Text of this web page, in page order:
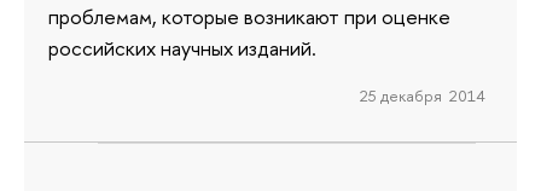
проблемам, которые возникают при оценке
российских научных изданий.
25 декабря 2014